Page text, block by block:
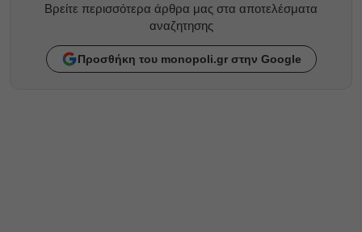
Βρείτε περισσότερα άρθρα μας στα αποτελέσματα
αναζητησης
Προσθήκη του monopoli.gr στην Google